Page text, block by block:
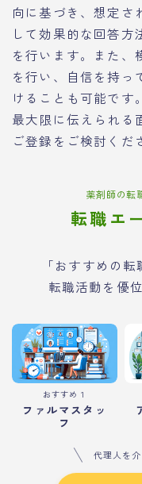
向に基づき、想定さ
して効果的な回答方
を行います。また、
を行い、自信を持っ
けることも可能です
最大限に伝えられる
ご登録をご検討くだ
薬剤師の転
転職エ
「おすすめの
転職活動を優
おすすめ１
ファルマスタッ
フ
代理人を